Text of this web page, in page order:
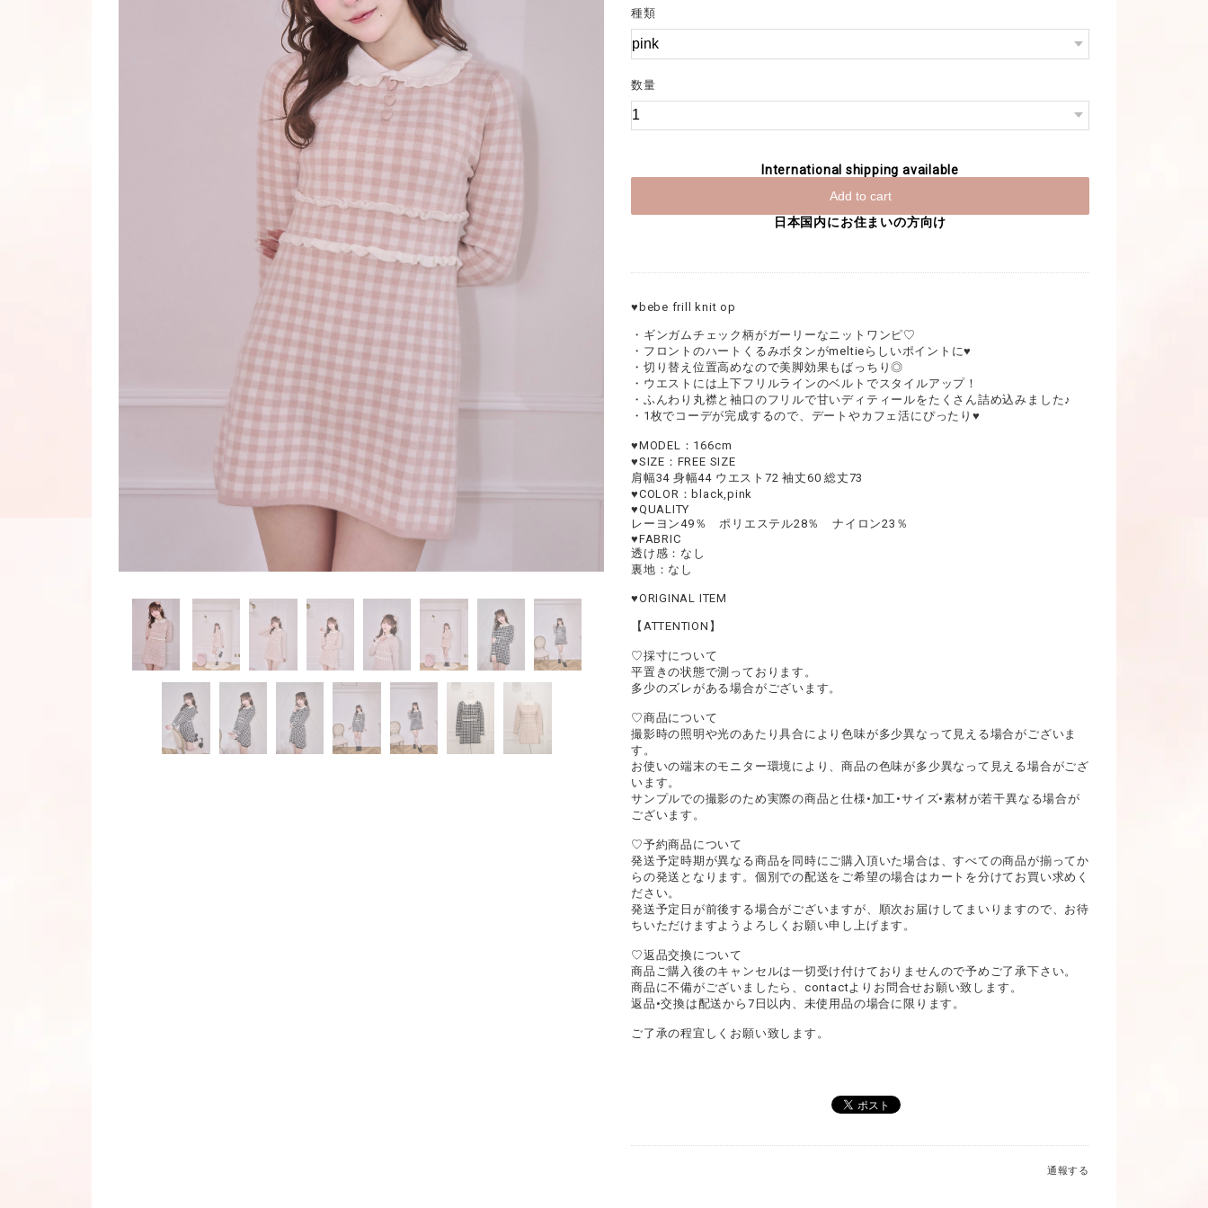
種類
数量
International shipping available
Add to cart
日本国内にお住まいの方向け
♥︎bebe frill knit op
・ギンガムチェック柄がガーリーなニットワンピ♡
・フロントのハートくるみボタンがmeltieらしいポイントに♥
・切り替え位置高めなので美脚効果もばっちり◎
・ウエストには上下フリルラインのベルトでスタイルアップ！
・ふんわり丸襟と袖口のフリルで甘いディティールをたくさん詰め込みました♪
・1枚でコーデが完成するので、デートやカフェ活にぴったり♥
♥︎MODEL：166cm
♥︎SIZE：FREE SIZE
肩幅34 身幅44 ウエスト72 袖丈60 総丈73
♥︎COLOR：black,pink
♥︎QUALITY
レーヨン49％ ポリエステル28％ ナイロン23％
♥︎FABRIC
透け感：なし
裏地：なし
♥︎ORIGINAL ITEM
【ATTENTION】
♡採寸について
平置きの状態で測っております。
多少のズレがある場合がございます。
♡商品について
撮影時の照明や光のあたり具合により色味が多少異なって見える場合がございま
す。
お使いの端末のモニター環境により、商品の色味が多少異なって見える場合がござ
います。
サンプルでの撮影のため実際の商品と仕様•加工•サイズ•素材が若干異なる場合が
ございます。
♡予約商品について
発送予定時期が異なる商品を同時にご購入頂いた場合は、すべての商品が揃ってか
らの発送となります。個別での配送をご希望の場合はカートを分けてお買い求めく
ださい。
発送予定日が前後する場合がございますが、順次お届けしてまいりますので、お待
ちいただけますようよろしくお願い申し上げます。
♡返品交換について
商品ご購入後のキャンセルは一切受け付けておりませんので予めご了承下さい。
商品に不備がございましたら、contactよりお問合せお願い致します。
返品•交換は配送から7日以内、未使用品の場合に限ります。
ご了承の程宜しくお願い致します。
通報する